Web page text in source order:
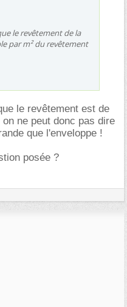
le revêtement de la
par m² du revêtement
le revêtement est de
ne peut donc pas dire
que l'enveloppe !
posée ?